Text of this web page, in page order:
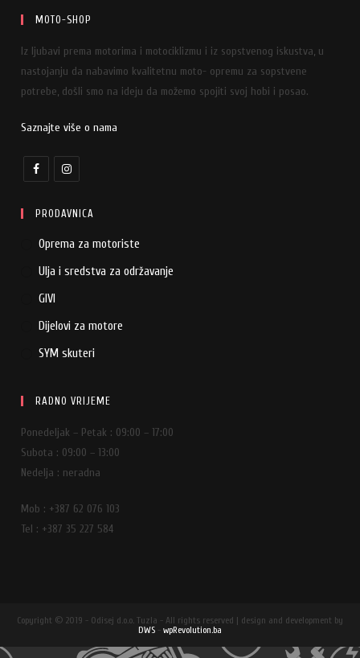
MOTO-SHOP
Iz ljubavi prema motorima i motociklizmu i iz sopstvenog iskustva, u
nastojanju da nabavimo kvalitetnu moto- opremu za sopstvene
potrebe, došli smo na ideju da možemo spojiti svoj hobi i posao.
Saznajte više o nama
PRODAVNICA
Oprema za motoriste
Ulja i sredstva za održavanje
GIVI
Dijelovi za motore
SYM skuteri
RADNO VRIJEME
Ponedeljak – Petak : 09:00 – 17:00
Subota : 09:00 – 13:00
Nedelja : neradna
Mob : +387 62 076 103
Tel : +387 35 227 584
Copyright © 2019 - Odisej d.o.o. Tuzla - All rights reserved | design and development by
DWS - wpRevolution.ba